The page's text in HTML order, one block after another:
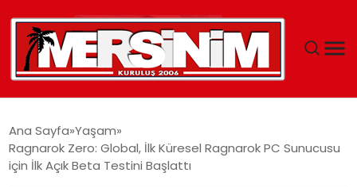
YAŞAM
Ana Sayfa Yaşam
Ragnarok Zero: Global, İlk Küresel Ragnarok PC Sunucusu
için İlk Açık Beta Testini Başlattı